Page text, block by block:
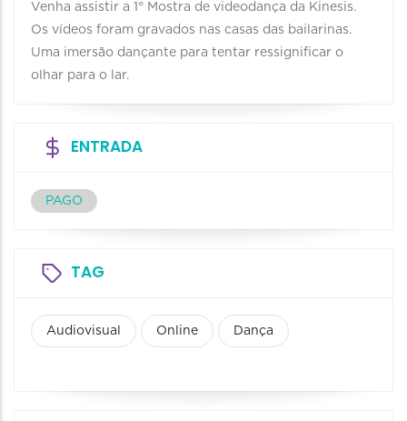
Venha assistir a 1° Mostra de videodança da Kinesis.
Os vídeos foram gravados nas casas das bailarinas.
Uma imersão dançante para tentar ressignificar o
olhar para o lar.
ENTRADA
PAGO
TAG
Audiovisual Online Dança